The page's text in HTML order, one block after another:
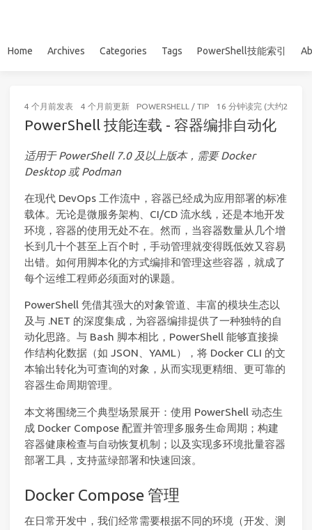
Home Archives Categories Tags PowerShell技能索引
4 个月前发表 4 个月前更新 POWERSHELL / TIP 16 分钟读完 (大约2420
PowerShell 技能连载 - 容器编排自动化
适用于 PowerShell 7.0 及以上版本，需要 Docker
Desktop 或 Podman
在现代 DevOps 工作流中，容器已经成为应用部署的标准
载体。无论是微服务架构、CI/CD 流水线，还是本地开发
环境，容器的使用无处不在。然而，当容器数量从几个增
长到几十个甚至上百个时，手动管理就变得既低效又容易
出错。如何用脚本化的方式编排和管理这些容器，就成了
每个运维工程师必须面对的课题。
PowerShell 凭借其强大的对象管道、丰富的模块生态以
及与 .NET 的深度集成，为容器编排提供了一种独特的自
动化思路。与 Bash 脚本相比，PowerShell 能够直接操
作结构化数据（如 JSON、YAML），将 Docker CLI 的文
本输出转化为可查询的对象，从而实现更精细、更可靠的
容器生命周期管理。
本文将围绕三个典型场景展开：使用 PowerShell 动态生
成 Docker Compose 配置并管理多服务生命周期；构建
容器健康检查与自动恢复机制；以及实现多环境批量容器
部署工具，支持蓝绿部署和快速回滚。
Docker Compose 管理
在日常开发中，我们经常需要根据不同的环境（开发、测